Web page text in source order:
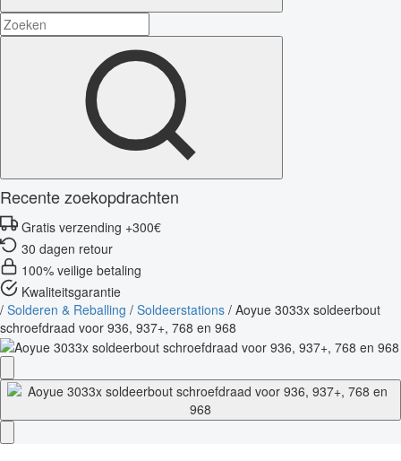
Recente zoekopdrachten
Gratis verzending +300€
30 dagen retour
100% veilige betaling
Kwaliteitsgarantie
/ Solderen & Reballing / Soldeerstations / Aoyue 3033x soldeerbout
schroefdraad voor 936, 937+, 768 en 968